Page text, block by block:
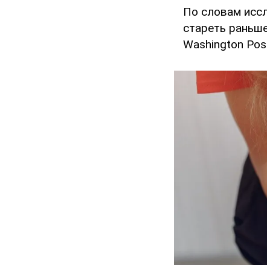
По словам
стареть
Washington